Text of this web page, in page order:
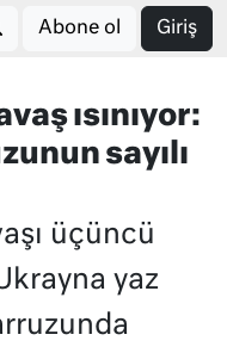
Abone ol Giriş
ısınıyor:
sayılı
üçüncü
yaz